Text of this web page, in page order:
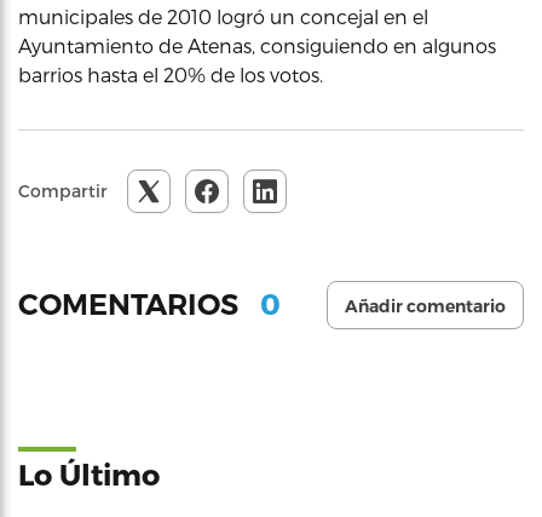
municipales de 2010 logró un concejal en el
Ayuntamiento de Atenas, consiguiendo en algunos
barrios hasta el 20% de los votos.
Compartir
COMENTARIOS 0 Añadir comentario
Lo Último